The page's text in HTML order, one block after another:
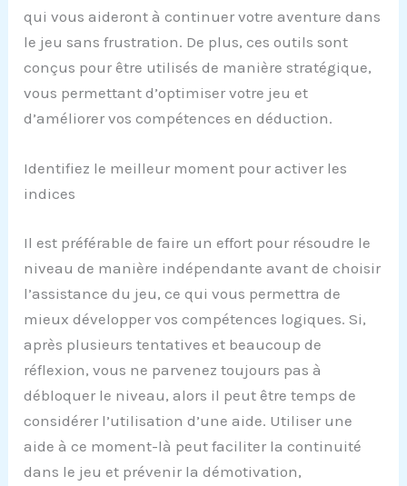
qui vous aideront à continuer votre aventure dans
le jeu sans frustration. De plus, ces outils sont
conçus pour être utilisés de manière stratégique,
vous permettant d’optimiser votre jeu et
d’améliorer vos compétences en déduction.
Identifiez le meilleur moment pour activer les
indices
Il est préférable de faire un effort pour résoudre le
niveau de manière indépendante avant de choisir
l’assistance du jeu, ce qui vous permettra de
mieux développer vos compétences logiques. Si,
après plusieurs tentatives et beaucoup de
réflexion, vous ne parvenez toujours pas à
débloquer le niveau, alors il peut être temps de
considérer l’utilisation d’une aide. Utiliser une
aide à ce moment-là peut faciliter la continuité
dans le jeu et prévenir la démotivation,